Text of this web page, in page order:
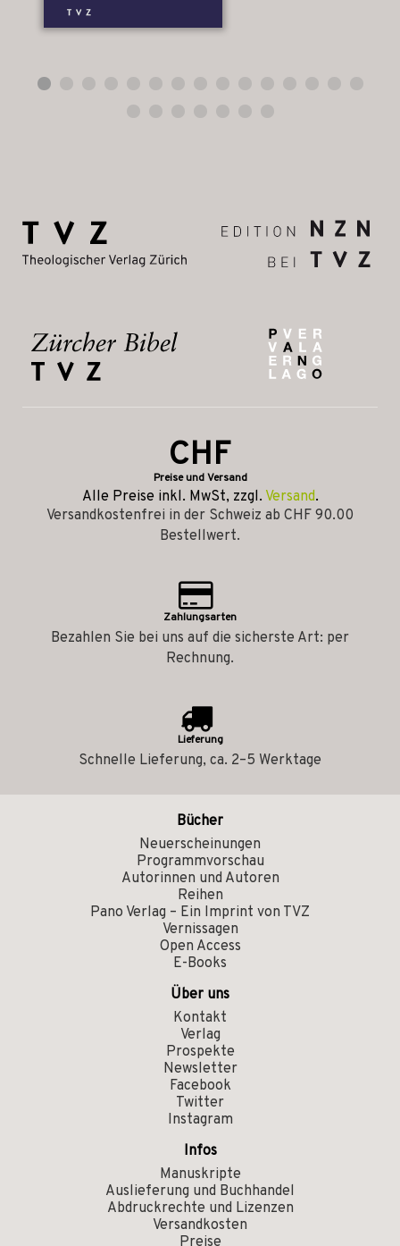
CHF
Preise und Versand
Alle Preise inkl. MwSt, zzgl. Versand.
Versandkostenfrei in der Schweiz ab CHF 90.00
Bestellwert.
Zahlungsarten
Bezahlen Sie bei uns auf die sicherste Art: per
Rechnung.
Lieferung
Schnelle Lieferung, ca. 2–5 Werktage
Bücher
Neuerscheinungen
Programmvorschau
Autorinnen und Autoren
Reihen
Pano Verlag – Ein Imprint von TVZ
Vernissagen
Open Access
E-Books
Über uns
Kontakt
Verlag
Prospekte
Newsletter
Facebook
Twitter
Instagram
Infos
Manuskripte
Auslieferung und Buchhandel
Abdruckrechte und Lizenzen
Versandkosten
Preise